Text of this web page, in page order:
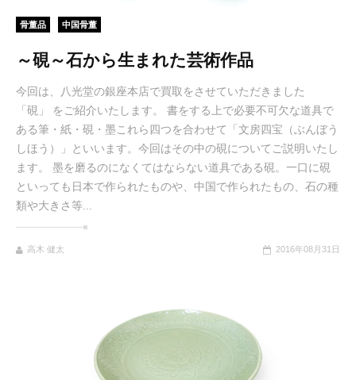
骨董品 中国骨董
～硯～石から生まれた芸術作品
今回は、八光堂の銀座本店で買取をさせていただきました
「硯」 をご紹介いたします。 書をする上で必要不可欠な道具で
ある筆・紙・硯・墨これら四つを合わせて「文房四宝（ぶんぼう
しほう）」といいます。今回はその中の硯についてご説明いたし
ます。 墨を磨るのになくてはならない道具である硯。一口に硯
といっても日本で作られたものや、中国で作られたもの、石の種
類や大きさ等...
高木 健太 2016年08月31日